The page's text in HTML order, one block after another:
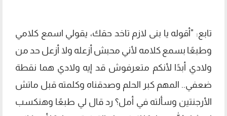
تابع: "أقوله يا بنى لازم تاخد حقك، يقولي اسمع كلامي
وطبعًا بسمع كلامه لأني محبش أزعله ولا أزعل حد من
ولادي أبدًا لأنكم متعرفوش قد إيه ولادي هما نقطة
ضعفي.. المهم كبر الحلم وصدقناه وكلمته قبل ماتش
الأرجنتين وسألته في أمل؟ رد قال لي طبعًا وهنكسب